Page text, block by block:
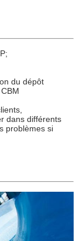
du dépôt
dans différents
problèmes si